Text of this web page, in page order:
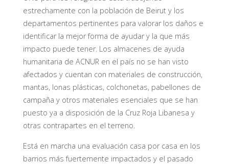
estrechamente con la población de Beirut y los
departamentos pertinentes para valorar los daños e
identificar la mejor forma de ayudar y la que más
impacto puede tener. Los almacenes de ayuda
humanitaria de ACNUR en el país no se han visto
afectados y cuentan con materiales de construcción,
mantas, lonas plásticas, colchonetas, pabellones de
campaña y otros materiales esenciales que se han
puesto ya a disposición de la Cruz Roja Libanesa y
otras contrapartes en el terreno.
Está en marcha una evaluación casa por casa en los
barrios más fuertemente impactados y el pasado